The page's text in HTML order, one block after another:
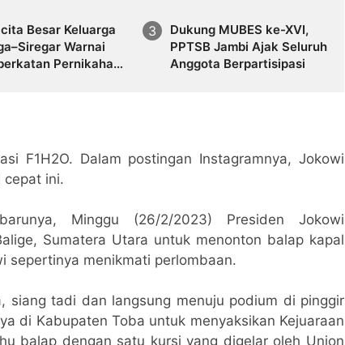
Besar Keluarga
Warnai
Pernikahan
Dukung MUBES ke-XVI,
PPTSB Jambi Ajak Seluruh
Anggota Berpartisipasi
F1H2O. Dalam postingan Instagramnya, Jokowi
cepat ini.
Minggu (26/2/2023) Presiden Jokowi
Sumatera Utara untuk menonton balap kapal
sepertinya menikmati perlombaan.
siang tadi dan langsung menuju podium di pinggir
di Kabupaten Toba untuk menyaksikan Kejuaraan
balap dengan satu kursi yang digelar oleh Union